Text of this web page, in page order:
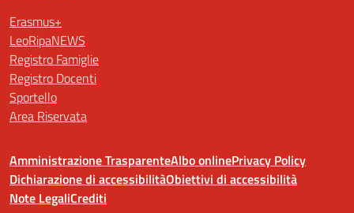
Erasmus+
LeoRipaNEWS
Registro Famiglie
Registro Docenti
Sportello
Area Riservata
Amministrazione TrasparenteAlbo onlinePrivacy Policy
Dichiarazione di accessibilitàObiettivi di accessibilità
Note LegaliCrediti